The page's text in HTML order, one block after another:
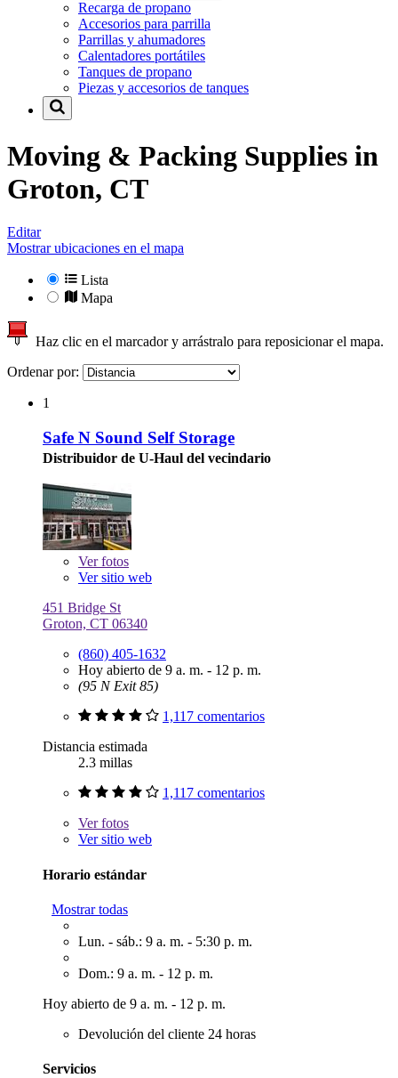
Recarga de propano
Accesorios para parrilla
Parrillas y ahumadores
Calentadores portátiles
Tanques de propano
Piezas y accesorios de tanques
Moving & Packing Supplies in
Groton, CT
Editar
Mostrar ubicaciones en el mapa
Lista
Mapa
Haz clic en el marcador y arrástralo para reposicionar el mapa.
Ordenar por:
1
Safe N Sound Self Storage
Distribuidor de U-Haul del vecindario
Verfotos
Ver sitio web
451 Bridge St
Groton, CT 06340
(860) 405-1632
Hoy abierto de 9 a. m. - 12 p. m.
(95 N Exit 85)
1,117 comentarios
Distancia estimada
2.3 millas
1,117 comentarios
Verfotos
Ver sitio web
Horario estándar
Mostrar todas
Lun. - sáb.: 9 a. m. - 5:30 p. m.
Dom.: 9 a. m. - 12 p. m.
Hoy abierto de 9 a. m. - 12 p. m.
Devolución del cliente 24 horas
Servicios